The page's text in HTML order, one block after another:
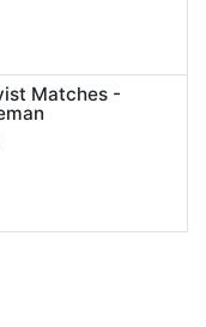
Matches -